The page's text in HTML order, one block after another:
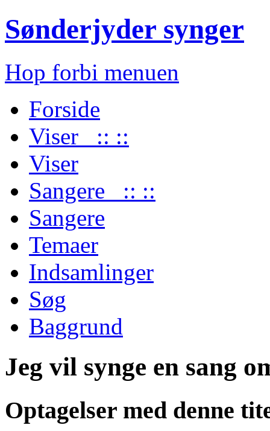
Sønderjyder synger
Hop forbi menuen
Forside
Viser :: ::
Viser
Sangere :: ::
Sangere
Temaer
Indsamlinger
Søg
Baggrund
Jeg vil synge en sang
Optagelser med denne